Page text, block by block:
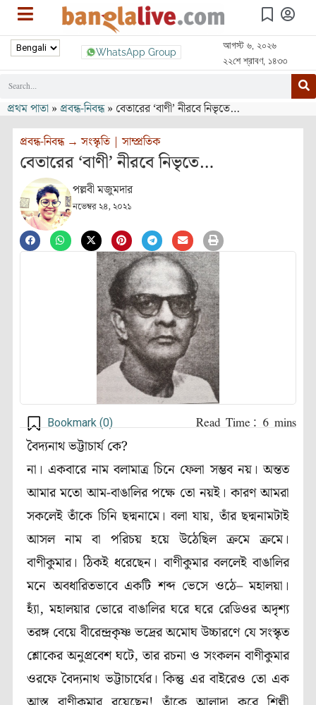
WhatsApp Group
আগস্ট ৬, ২০২৬
২২শে শ্রাবণ, ১৪৩৩
প্রথম পাতা »প্রবন্ধ-নিবন্ধ» বেতারের ‘বাণী’ নীরবে নিভৃতে…
প্রবন্ধ-নিবন্ধ→সংস্কৃতি|সাম্প্রতিক
বেতারের ‘বাণী’ নীরবে নিভৃতে…
পল্লবী মজুমদার
নভেম্বর ২৪, ২০২১
Bookmark (0)
বৈদ্যনাথ ভট্টাচার্য কে?
না। একবারে নাম বলামাত্র চিনে ফেলা সম্ভব নয়। অন্তত
আমার মতো আম-বাঙালির পক্ষে তো নয়ই। কারণ আমরা
সকলেই তাঁকে চিনি ছদ্মনামে। বলা যায়, তাঁর ছদ্মনামটাই
আসল নাম বা পরিচয় হয়ে উঠেছিল ক্রমে ক্রমে।
বাণীকুমার। ঠিকই ধরেছেন। বাণীকুমার বললেই বাঙালির
মনে অবধারিতভাবে একটি শব্দ ভেসে ওঠে– মহালয়া।
হ্যাঁ, মহালয়ার ভোরে বাঙালির ঘরে ঘরে রেডিওর অদৃশ্য
তরঙ্গ বেয়ে বীরেন্দ্রকৃষ্ণ ভদ্রের অমোঘ উচ্চারণে যে সংস্কৃত
শ্লোকের অনুপ্রবেশ ঘটে, তার রচনা ও সংকলন বাণীকুমার
ওরফে বৈদ্যনাথ ভট্টাচার্যের। কিন্তু এর বাইরেও তো এক